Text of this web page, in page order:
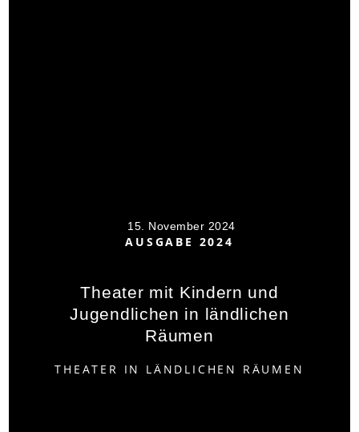
15. November 2024
AUSGABE 2024
Theater mit Kindern und
Jugendlichen in ländlichen
Räumen
THEATER IN LÄNDLICHEN RÄUMEN